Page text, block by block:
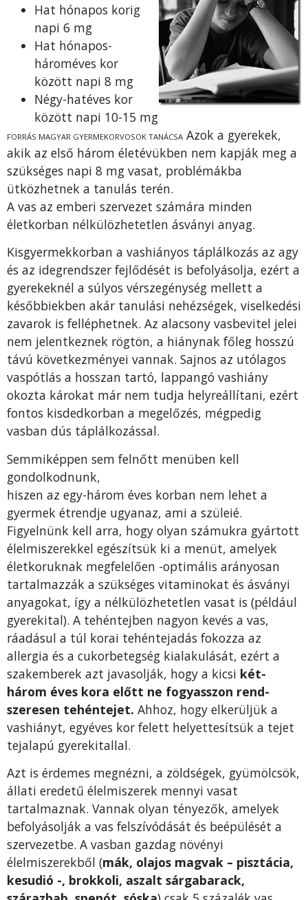
Hat hónapos korig
napi 6 mg
Hat hónapos-
hároméves kor
között napi 8 mg
Négy-hatéves kor
között napi 10-15 mg
FORRÁS MAGYAR GYERMEKORVOSOK TANÁCSA Azok a gyerekek,
akik az első három életévükben nem kapják meg a
szük­séges napi 8 mg vasat, problémákba
ütközhet­nek a tanulás terén.
A vas az emberi szervezet szá­mára minden
életkorban nélkülözhetetlen ásványi anyag.
Kisgyermekkorban a vashiá­nyos táplálkozás az agy
és az idegrendszer fejlődését is befo­lyásolja, ezért a
gyerekeknél a súlyos vérszegénység mellett a
későbbiekben akár tanulási ne­hézségek, viselkedési
zavarok is felléphetnek. Az alacsony vasbe­vitel jelei
nem jelentkeznek rög­tön, a hiánynak főleg hosszú
tá­vú következményei vannak. Saj­nos az utólagos
vaspótlás a hosszan tartó, lappangó vashiány
okozta károkat már nem tudja helyreállítani, ezért
fontos kisdedkorban a megelőzés, mégpe­dig
vasban dús táplálkozással.
Semmiképpen sem felnőtt menüben kell
gondolkodnunk,
hiszen az egy-három éves kor­ban nem lehet a
gyermek ét­rendje ugyanaz, ami a szüleié.
Figyelnünk kell arra, hogy olyan számukra gyártott
élelmiszerek­kel egészítsük ki a menüt, ame­lyek
életkoruknak megfelelően -optimális arányosan
tartalmazzák a szükséges vitaminokat és ásványi
anyagokat, így a nélkü­lözhetetlen vasat is (például
gye­rekital). A tehéntejben nagyon kevés a vas,
ráadásul a túl korai tehéntejadás fokozza az
allergia és a cukorbetegség kialakulását, ezért a
szakemberek azt javasol­ják, hogy a kicsi két-
három éves kora előtt ne fogyasszon rend­
szeresen tehéntejet. Ahhoz, hogy elkerüljük a
vashiányt, egyéves kor felett helyettesítsük a tejet
tejalapú gyerekitallal.
Azt is érdemes megnézni, a zöldségek, gyümölcsök,
állati eredetű élelmiszerek mennyi va­sat
tartalmaznak. Vannak olyan tényezők, amelyek
befolyásolják a vas felszívódását és beépülé­sét a
szervezetbe. A vasban gaz­dag növényi
élelmiszerekből (mák, olajos magvak – pisztácia,
kesudió -, brokkoli, aszalt sárgabarack,